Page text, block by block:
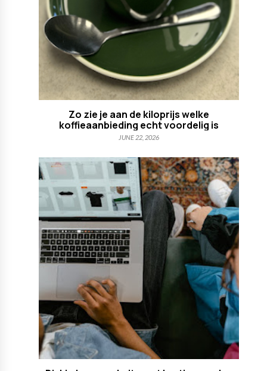
Zo zie je aan de kiloprijs welke
koffieaanbieding echt voordelig is
JUNE 22, 2026